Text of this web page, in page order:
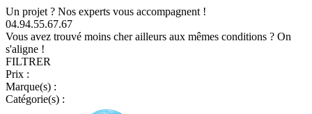
Un projet ? Nos experts vous accompagnent !
04.94.55.67.67
Vous avez trouvé moins cher ailleurs aux mêmes conditions ? On
s'aligne !
FILTRER
Prix :
Marque(s) :
Catégorie(s) :